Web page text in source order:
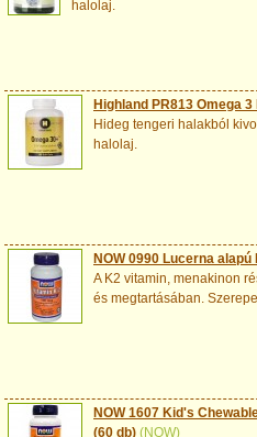
halolaj.
Highland PR813 Omega
Hideg tengeri halakból
halolaj.
NOW 0990 Lucerna
A K2 vitamin, menakinon
és megtartásában.
NOW 1607 Kid's
(60 db) (NOW)